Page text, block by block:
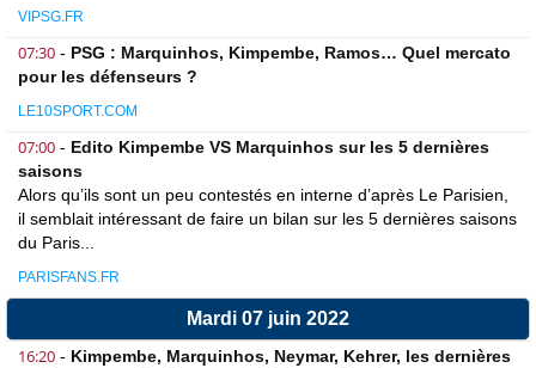
VIPSG.FR
07:30 - PSG : Marquinhos, Kimpembe, Ramos… Quel mercato
pour les défenseurs ?
LE10SPORT.COM
07:00 - Edito Kimpembe VS Marquinhos sur les 5 dernières
saisons
Alors qu’ils sont un peu contestés en interne d’après Le Parisien,
il semblait intéressant de faire un bilan sur les 5 dernières saisons
du Paris...
PARISFANS.FR
Mardi 07 juin 2022
16:20 - Kimpembe, Marquinhos, Neymar, Kehrer, les dernières